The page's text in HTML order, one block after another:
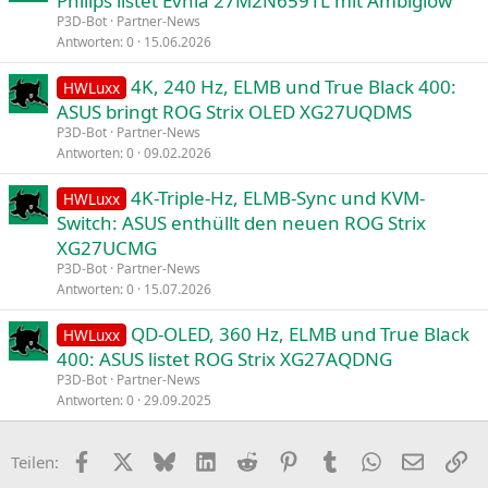
P3D-Bot Partner-News
Antworten 0 15.06.2026
HWLuxx 4K, 240 Hz, ELMB und True Black 400:
ASUS bringt ROG Strix OLED XG27UQDMS
P3D-Bot Partner-News
Antworten 0 09.02.2026
HWLuxx 4K-Triple-Hz, ELMB-Sync und KVM-
Switch: ASUS enthüllt den neuen ROG Strix
XG27UCMG
P3D-Bot Partner-News
Antworten 0 15.07.2026
HWLuxx QD-OLED, 360 Hz, ELMB und True Black
400: ASUS listet ROG Strix XG27AQDNG
P3D-Bot Partner-News
Antworten 0 29.09.2025
Teilen: Facebook BlueskyLinkedIn
Reddit PinterestTumblr WhatsApp
E-Mail